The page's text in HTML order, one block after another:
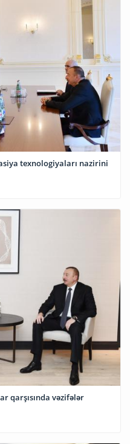
texnologiyaları nazirini
qarşısında vəzifələr